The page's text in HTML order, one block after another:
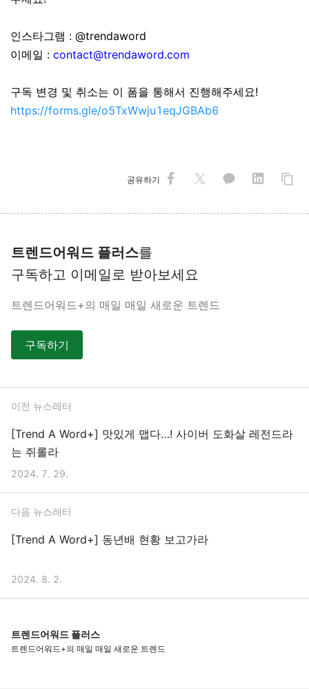
인스타그램 : @trendaword
이메일 : contact@trendaword.com
구독 변경 및 취소는 이 폼을 통해서 진행해주세요!
https://forms.gle/o5TxWwju1eqJGBAb6
공유하기
트렌드어워드 플러스를
구독하고 이메일로 받아보세요
트렌드어워드+의 매일 매일 새로운 트렌드
구독하기
이전 뉴스레터
[Trend A Word+] 맛있게 맵다…! 사이버 도화살 레전드라
는 쥐롤라
2024. 7. 29.
다음 뉴스레터
[Trend A Word+] 동년배 현황 보고가라
2024. 8. 2.
트렌드어워드 플러스
트렌드어워드+의 매일 매일 새로운 트렌드